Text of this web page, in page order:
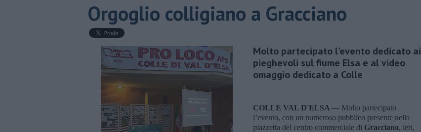
Orgoglio colligiano a Gracciano
Molto partecipato l'evento dedicato ai
pieghevoli sul fiume Elsa e al video
omaggio dedicato a Colle
COLLE VAL D'ELSA — Molto partecipato
l’evento, con un numeroso pubblico presente nella
piazzetta del centro commerciale di Gracciano, ieri,